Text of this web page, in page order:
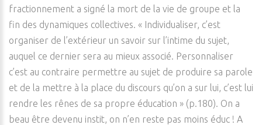
fractionnement a signé la mort de la vie de groupe et la
fin des dynamiques collectives. « Individualiser, c’est
organiser de l’extérieur un savoir sur l’intime du sujet,
auquel ce dernier sera au mieux associé. Personnaliser
c’est au contraire permettre au sujet de produire sa parole
et de la mettre à la place du discours qu’on a sur lui, c’est lui
rendre les rênes de sa propre éducation » (p.180). On a
beau être devenu instit, on n’en reste pas moins éduc ! A